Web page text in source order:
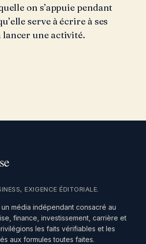
on s’appuie pendant
serve à écrire à ses
lancer une activité.
EXIGENCE ÉDITORIALE.
média indépendant consacré au
finance, investissement, carrière et
les faits vérifiables et les
aux formules toutes faites.